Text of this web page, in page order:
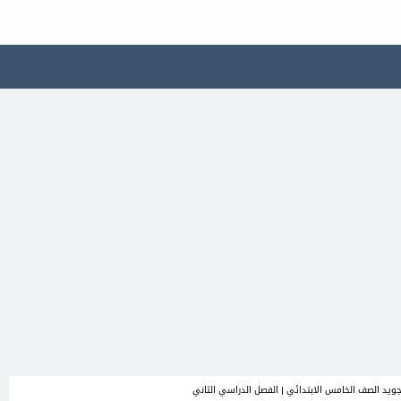
الصف الخامس الابتدائي | الفصل الدراسي الثاني